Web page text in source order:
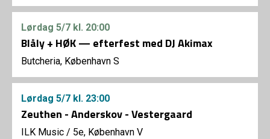
Lørdag 5/7 kl. 20:00
Blåly + HØK — efterfest med DJ Akimax
Butcheria, København S
Lørdag 5/7 kl. 23:00
Zeuthen - Anderskov - Vestergaard
ILK Music / 5e, København V